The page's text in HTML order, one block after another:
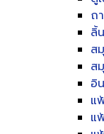
ถ
ลิ้
ส
ส
อิ
แ
แ